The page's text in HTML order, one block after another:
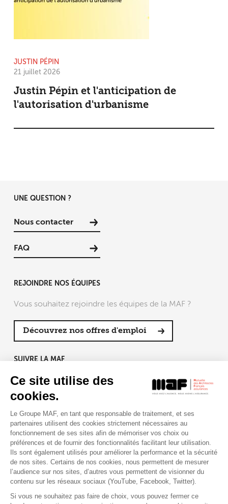
Ce site utilise des
cookies.
Le Groupe MAF, en tant que responsable de traitement, et ses
partenaires utilisent des cookies strictement nécessaires au
fonctionnement de ses sites afin de mémoriser vos choix ou
préférences et de fournir des fonctionnalités facilitant leur utilisation.
Ils sont également utilisés pour améliorer la performance et la sécurité
de nos sites. Certains de nos cookies, nous permettent de mesurer
l’audience sur nos sites, d’autres vous permettent de visionner du
contenu sur les réseaux sociaux (YouTube, Facebook, Twitter).
Si vous ne souhaitez pas faire de choix, vous pouvez fermer ce
JUSTIN PÉPIN
21 juillet 2026
Justin Pépin et l'anticipation de
l'autorisation d'urbanisme
UNE QUESTION ?
Nous contacter
FAQ
REJOINDRE NOS ÉQUIPES
Vous souhaitez rejoindre les équipes de la MAF ?
Découvrez nos offres d'emploi
SUIVRE LA MAF
RETROUVEZ-NOUS SUR :